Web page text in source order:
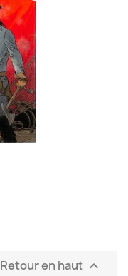
Retour en haut 